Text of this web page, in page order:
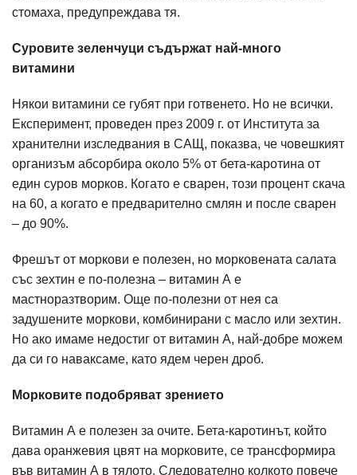
стомаха, предупреждава тя.
Суровите зеленчуци съдържат най-много
витамини
Някои витамини се губят при готвенето. Но не всички.
Експеримент, проведен през 2009 г. от Института за
хранителни изследвания в САЩ, показва, че човешкият
организъм абсорбира около 5% от бета-каротина от
един суров морков. Когато е сварен, този процент скача
на 60, а когато е предварително смлян и после сварен
– до 90%.
Фрешът от моркови е полезен, но морковената салата
със зехтин е по-полезна – витамин А е
мастноразтворим. Още по-полезни от нея са
задушените моркови, комбинирани с масло или зехтин.
Но ако имаме недостиг от витамин А, най-добре можем
да си го наваксаме, като ядем черен дроб.
Морковите подобряват зрението
Витамин А е полезен за очите. Бета-каротинът, който
дава оранжевия цвят на морковите, се трансформира
във витамин А в тялото. Следователно колкото повече